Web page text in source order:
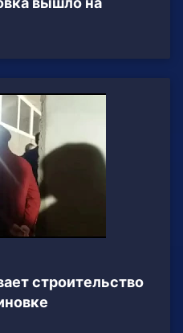
строительство